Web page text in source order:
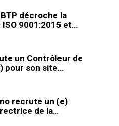
BTP décroche la
9001:2015 et…
un Contrôleur de
pour son site…
recrute un (e)
de la…